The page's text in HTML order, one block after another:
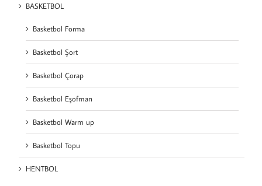
BASKETBOL
Basketbol Forma
Basketbol Şort
Basketbol Çorap
Basketbol Eşofman
Basketbol Warm up
Basketbol Topu
HENTBOL